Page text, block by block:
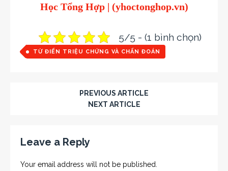
Học Tổng Hợp | (yhoctonghop.vn)
5/5 - (1 bình chọn)
TỪ ĐIỂN TRIỆU CHỨNG VÀ CHẨN ĐOÁN
PREVIOUS ARTICLE
NEXT ARTICLE
Leave a Reply
Your email address will not be published.